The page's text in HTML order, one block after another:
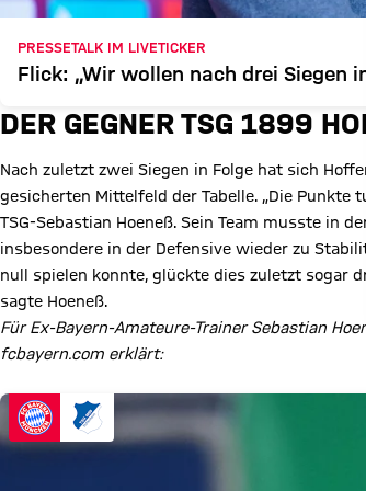
PRESSETALK IM LIVETICKER
Flick: „Wir wollen nach drei Siegen
DER GEGNER TSG 1899
Nach zuletzt zwei Siegen in Folge hat sich
gesicherten Mittelfeld der Tabelle. „Die Punkte
TSG-Sebastian Hoeneß. Sein Team musste in
insbesondere in der Defensive wieder zu
null spielen konnte, glückte dies zuletzt sogar
sagte Hoeneß.
Für Ex-Bayern-Amateure-Trainer Sebastian
fcbayern.com erklärt: